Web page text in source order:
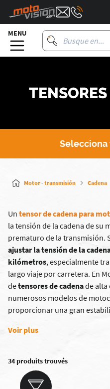
MENU
Motor - transmisión Cadena
Un tensor de cadena para
la tensión de la cadena de su
prematuro de la transmisión.
ajustar la tensión de la
kilómetros, especialmente
largo viaje por carretera. En
detensores de cadenade alta
numerosos modelos de
proporcionar una gran
Voir plus
34 produits trouvés